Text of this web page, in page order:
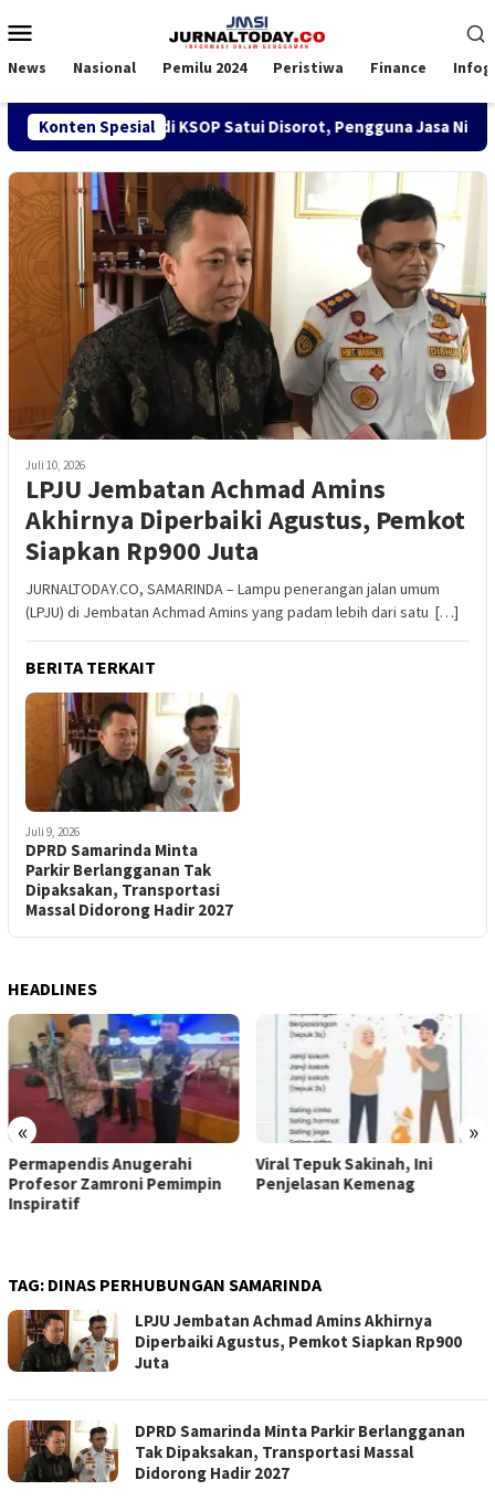
ke
Mobile
News Nasional Pemilu 2024 Peristiwa Finance
Konten Spesial
SPK TKBM di KSOP Satui Disorot, Pengguna Jasa Nilai
Juli 10, 2026
LPJU Jembatan Achmad Amins
Akhirnya Diperbaiki Agustus, Pemkot
Siapkan Rp900 Juta
JURNALTODAY.CO, SAMARINDA – Lampu penerangan jalan umum
(LPJU) di Jembatan Achmad Amins yang padam lebih dari satu […]
BERITA TERKAIT
Juli 9, 2026
DPRD Samarinda Minta
Parkir Berlangganan Tak
Dipaksakan, Transportasi
Massal Didorong Hadir 2027
HEADLINES
« »
Viral Tepuk Sakinah, Ini
Penjelasan Kemenag
DPD GMNI Kaltim Solid Dorong
Kongres Persatuan: DPP
TAG: DINAS PERHUBUNGAN SAMARINDA
LPJU Jembatan Achmad Amins Akhirnya
Diperbaiki Agustus, Pemkot Siapkan Rp900
Juta
DPRD Samarinda Minta Parkir Berlangganan
Tak Dipaksakan, Transportasi Massal
Didorong Hadir 2027